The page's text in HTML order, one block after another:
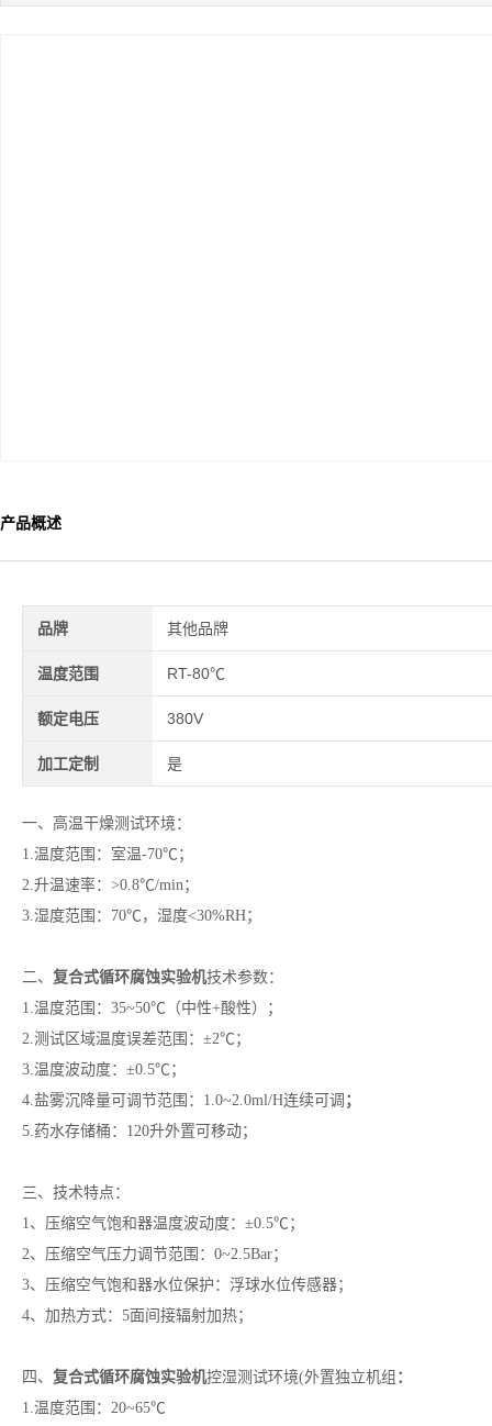
产品概述
品牌 其他品牌
温度范围 RT-80℃
额定电压 380V
加工定制 是
一、高温干燥测试环境：
1.温度范围：室温-70℃；
2.升温速率：>0.8℃/min；
3.湿度范围：70℃，湿度<30%RH；
二、 复合式循环腐蚀实验机技术参数：
1.温度范围：35~50℃（中性+酸性）；
2.测试区域温度误差范围：±2℃；
3.温度波动度：±0.5℃；
4.盐雾沉降量可调节范围：1.0~2.0ml/H连续可调 ；
5.药水存储桶：120升外置可移动；
三、技术特点：
1、压缩空气饱和器温度波动度：±0.5℃；
2、压缩空气压力调节范围：0~2.5Bar；
3、压缩空气饱和器水位保护：浮球水位传感器；
4、加热方式：5面间接辐射加热；
四、 复合式循环腐蚀实验机控湿测试环境(外置独立机组 ：
1.温度范围：20~65℃